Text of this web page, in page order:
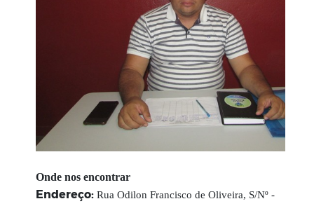
Onde nos encontrar
Endereço: Rua Odilon Francisco de Oliveira, S/Nº -